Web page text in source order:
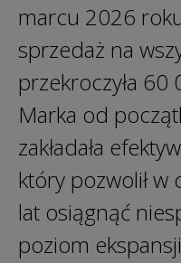
marcu 2026
sprzedaż na
przekroczyła 60
Marka od
zakładała
który pozwolił w
lat osiągnąć
poziom